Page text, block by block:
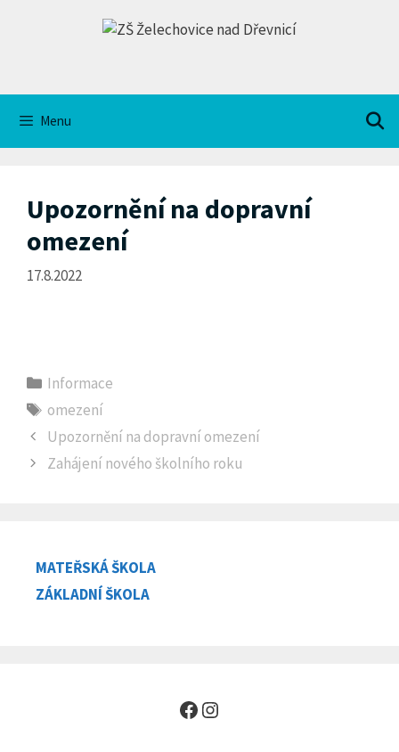
Menu
Upozornění na dopravní
omezení
17.8.2022
Rubriky
Informace
Štítky
omezení
Upozornění na dopravní omezení
Zahájení nového školního roku
MATEŘSKÁ ŠKOLA
ZÁKLADNÍ ŠKOLA
Facebook
Instagram